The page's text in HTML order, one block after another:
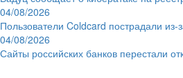
04/08/2026
Пользователи Coldcard пострадали из-
04/08/2026
Сайты российских банков перестали